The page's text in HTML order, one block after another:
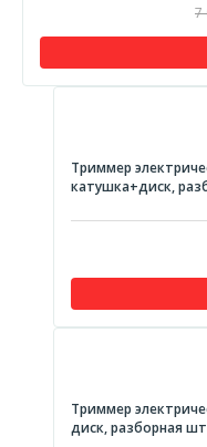
Электроинструмент
Дрели
STURM
Перфораторы
ЭНЕРГОМАШ
СОЮЗ
7
Триммер
катушка+диск,
Триммер
диск, разборная